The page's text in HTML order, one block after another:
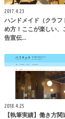
2017.4.23
ハンドメイド（クラフ
め方！ここが楽しい
告宣伝…
2018.4.25
【執筆実績】働き方